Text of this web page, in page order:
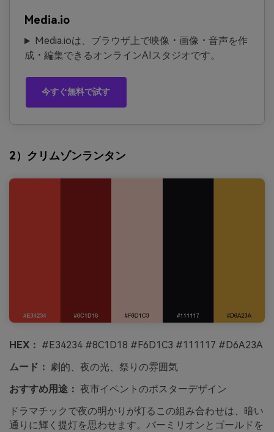
Media.io
Media.ioは、ブラウザ上で映像・画像・音声を作
成・編集できるオンラインAIスタジオです。
今すぐ無料で試す
2）クリムゾンランタン
HEX： #E34234 #8C1D18 #F6D1C3 #111117 #D6A23A
ムード： 劇的、夜の光、祭りの雰囲気
おすすめ用途： 夜市イベントのポスターデザイン
ドラマチックで夜の明かりが灯るこの組み合わせは、暗い
通りに輝く提灯を思わせます。バーミリオンとゴールドを